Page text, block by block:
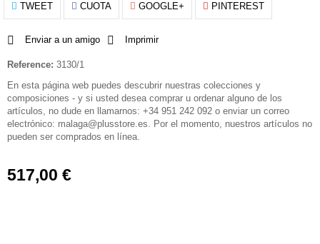
TWEET CUOTA GOOGLE+ PINTEREST
Enviar a un amigo Imprimir
Reference: 3130/1
En esta página web puedes descubrir nuestras colecciones y
composiciones - y si usted desea comprar u ordenar alguno de los
artículos, no dude en llamarnos: +34 951 242 092 o enviar un correo
electrónico: malaga@plusstore.es. Por el momento, nuestros artículos no
pueden ser comprados en línea.
517,00 €